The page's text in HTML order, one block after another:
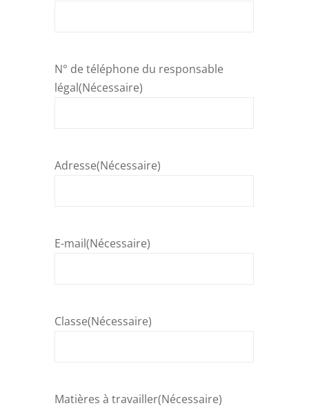
N° de téléphone du responsable
légal(Nécessaire)
Adresse(Nécessaire)
E-mail(Nécessaire)
Classe(Nécessaire)
Matières à travailler(Nécessaire)